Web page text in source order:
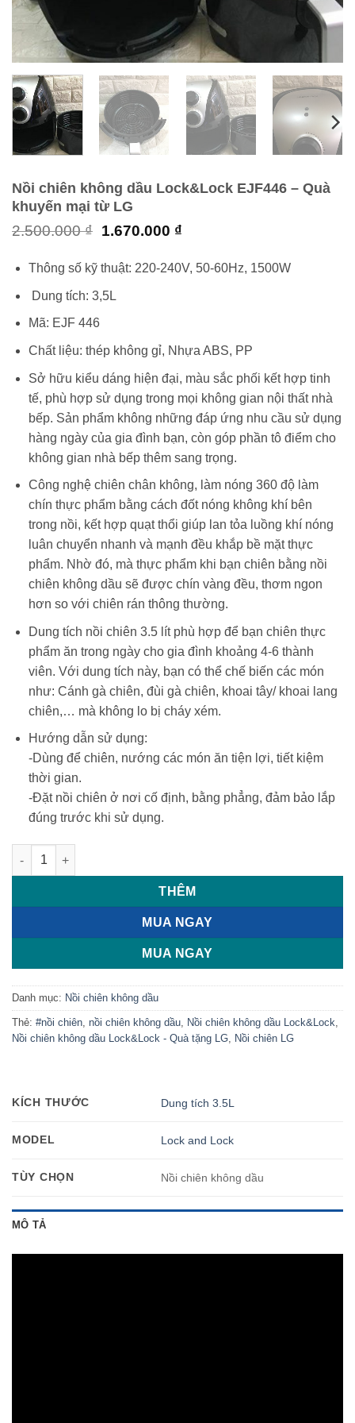
Nồi chiên không dầu Lock&Lock EJF446 – Quà
khuyến mại từ LG
2.500.000₫ Giá
là:
2.500.000 ₫.
1.670.000 ₫Giá
tại
là:
Thông số kỹ thuật: 220-240V, 50-60Hz, 1500W
Dung tích: 3,5L
Mã: EJF 446
Chất liệu: thép không gỉ, Nhựa ABS, PP
Sở hữu kiểu dáng hiện đại, màu sắc phối kết hợp tinh
tế, phù hợp sử dụng trong mọi không gian nội thất nhà
bếp. Sản phẩm không những đáp ứng nhu cầu sử dụng
hàng ngày của gia đình bạn, còn góp phần tô điểm cho
không gian nhà bếp thêm sang trọng.
Công nghệ chiên chân không, làm nóng 360 độ làm
chín thực phẩm bằng cách đốt nóng không khí bên
trong nồi, kết hợp quạt thổi giúp lan tỏa luồng khí nóng
luân chuyển nhanh và mạnh đều khắp bề mặt thực
phẩm. Nhờ đó, mà thực phẩm khi bạn chiên bằng nồi
chiên không dầu sẽ được chín vàng đều, thơm ngon
hơn so với chiên rán thông thường.
Dung tích nồi chiên 3.5 lít phù hợp để bạn chiên thực
phẩm ăn trong ngày cho gia đình khoảng 4-6 thành
viên. Với dung tích này, bạn có thể chế biến các món
như: Cánh gà chiên, đùi gà chiên, khoai tây/ khoai lang
chiên,… mà không lo bị cháy xém.
Hướng dẫn sử dụng:
-Dùng để chiên, nướng các món ăn tiện lợi, tiết kiệm
thời gian.
-Đặt nồi chiên ở nơi cố định, bằng phẳng, đảm bảo lắp
đúng trước khi sử dụng.
Nồi chiên không dầu Lock&Lock EJF446 - Quà khuyến mại từ
THÊM
MUA NGAY
MUA NGAY
Danh mục: Nồi chiên không dầu
Thẻ: #nồi chiên, nồi chiên không dầu, Nồi chiên không dầu Lock&Lock,
Nồi chiên không dầu Lock&Lock - Quà tặng LG, Nồi chiên LG
KÍCH THƯỚC Dung tích 3.5L
MODEL Lock and Lock
TÙY CHỌN Nồi chiên không dầu
MÔ TẢ